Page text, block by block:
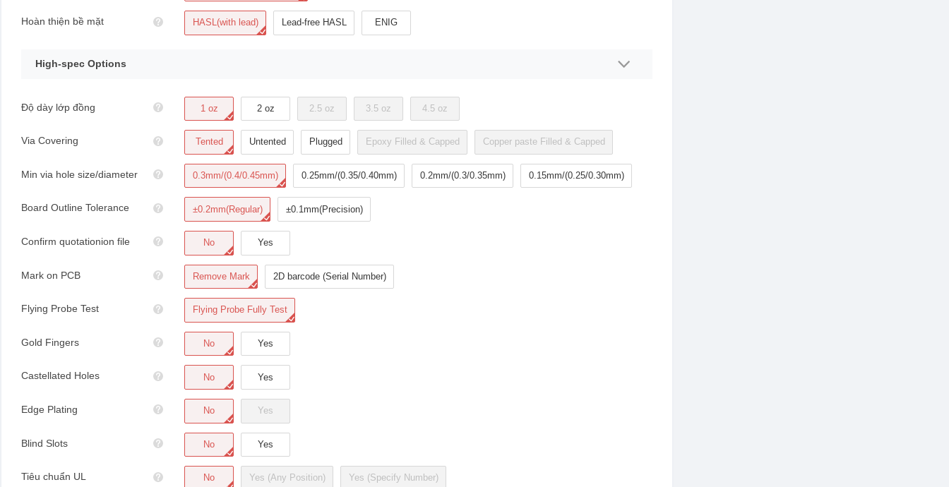
Hoàn thiện bề mặt HASL(with lead) Lead-free HASL ENIG
High-spec Options
Độ dày lớp đồng 1 oz 2 oz 2.5 oz 3.5 oz 4.5 oz
Via Covering Tented Untented Plugged Epoxy Filled & Capped Copper paste Filled & Capped
Min via hole size/diameter 0.3mm/(0.4/0.45mm) 0.25mm/(0.35/0.40mm) 0.2mm/(0.3/0.35mm) 0.15mm/(0.25/0.30mm)
Board Outline Tolerance ±0.2mm(Regular) ±0.1mm(Precision)
Confirm quotationion file No Yes
Mark on PCB Remove Mark 2D barcode (Serial Number)
Flying Probe Test Flying Probe Fully Test
Gold Fingers No Yes
Castellated Holes No Yes
Edge Plating No Yes
Blind Slots No Yes
Tiêu chuẩn UL No Yes (Any Position) Yes (Specify Number)